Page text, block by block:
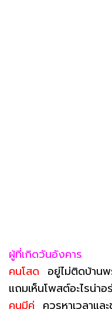
ผู้ที่เกิดวันอังคาร
คนโสด อยู่ไม่ติดบ้าน
แถมเห็นโพสต์อะไรน่า
คนมีคู่ ควรหาเวลาแ